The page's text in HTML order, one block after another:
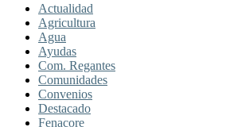
Actualidad
Agricultura
Agua
Ayudas
Com. Regantes
Comunidades
Convenios
Destacado
Fenacore